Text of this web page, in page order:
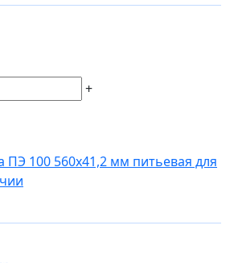
+
ПЭ 100 560х41,2 мм питьевая для